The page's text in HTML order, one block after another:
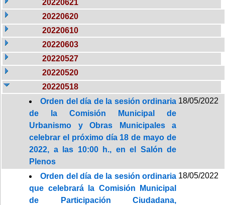
20220621
20220620
20220610
20220603
20220527
20220520
20220518
Orden del día de la sesión ordinaria
de la Comisión Municipal de
Urbanismo y Obras Municipales a
celebrar el próximo día 18 de mayo de
2022, a las 10:00 h., en el Salón de
Plenos
18/05/2022
Orden del día de la sesión ordinaria
que celebrará la Comisión Municipal
de Participación Ciudadana,
18/05/2022